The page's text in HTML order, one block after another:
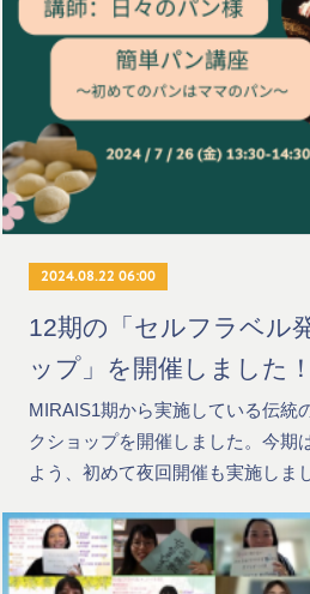
2024.08.22 06:00
12期の「セルフラベル
ップ」を開催しました！
MIRAIS1期から実施している伝統
クショップを開催しました。今期
よう、初めて夜回開催も実施し